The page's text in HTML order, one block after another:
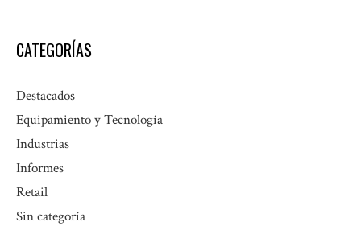
CATEGORÍAS
Destacados
Equipamiento y Tecnología
Industrias
Informes
Retail
Sin categoría